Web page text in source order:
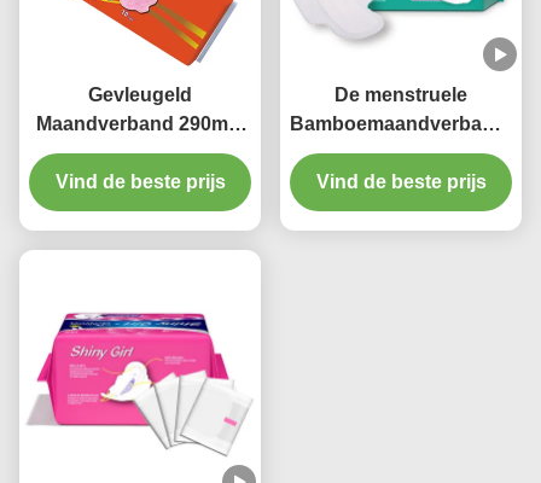
Gevleugeld
Maandverband 290mm
van het Nachtgebruik
Beschikbaar Extra
Absorberend Maxi Pads
Vind de beste prijs
De menstruele
Bamboemaandverbanden
vult Wegwerpproduct
245mm van het
Daggebruik voor
Vind de beste prijs